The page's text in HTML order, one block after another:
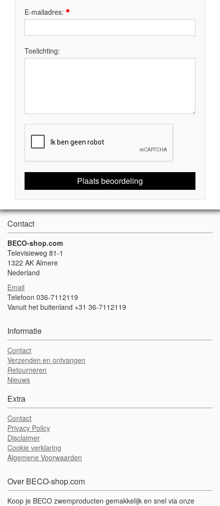
E-mailadres:
Toelichting:
Plaats beoordeling
Contact
BECO-shop.com
Televisieweg 81-1
1322 AK Almere
Nederland
Email
Telefoon 036-7112119
Vanuit het buitenland +31 36-7112119
Informatie
Contact
Verzenden en ontvangen
Retourneren
Nieuws
Extra
Contact
Privacy Policy
Disclaimer
Cookie verklaring
Algemene Voorwaarden
Over BECO-shop.com
Koop je BECO zwemproducten gemakkelijk en snel via onze